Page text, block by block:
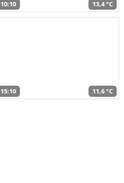
10:10 13,4 °C
15:10 11,6 °C